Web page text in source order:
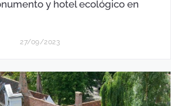
y hotel ecológico en
27/09/2023